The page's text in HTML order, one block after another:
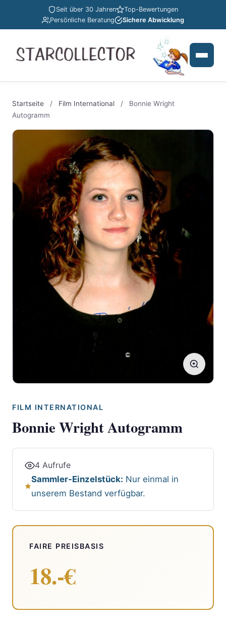
Seit über 30 Jahren
Top-Bewertungen
Persönliche Beratung
Sichere Abwicklung
Startseite / Film International /
Bonnie Wright
Autogramm
FILM INTERNATIONAL
Bonnie Wright Autogramm
4 Aufrufe
Sammler-Einzelstück: Nur einmal in
unserem Bestand verfügbar.
FAIRE PREISBASIS
18.-€